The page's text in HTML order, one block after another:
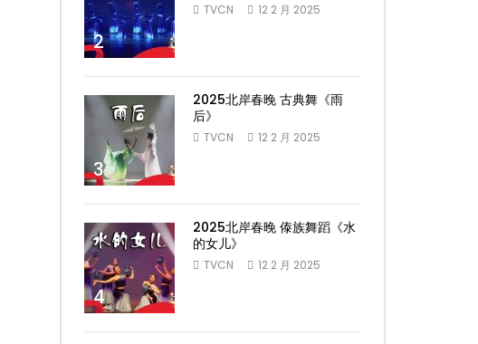
2
TVCN 12 2 月 2025
3
2025北岸春晚 古典舞《雨
后》
TVCN 12 2 月 2025
4
2025北岸春晚 傣族舞蹈《水
的女儿》
TVCN 12 2 月 2025